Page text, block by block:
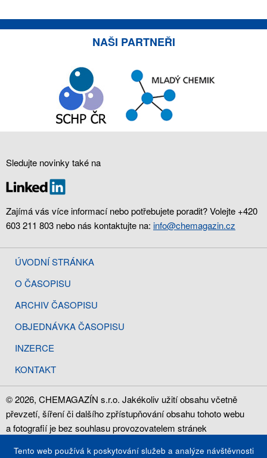
NAŠI PARTNEŘI
Sledujte novinky také na
Zajímá vás více informací nebo potřebujete poradit? Volejte +420
603 211 803 nebo nás kontaktujte na: info@chemagazin.cz
ÚVODNÍ STRÁNKA
O ČASOPISU
ARCHIV ČASOPISU
OBJEDNÁVKA ČASOPISU
INZERCE
KONTAKT
© 2026, CHEMAGAZÍN s.r.o. Jakékoliv užití obsahu včetně
převzetí, šíření či dalšího zpřístupňování obsahu tohoto webu
a fotografií je bez souhlasu provozovatelem stránek
Tento web používá k poskytování služeb a analýze návštěvnosti